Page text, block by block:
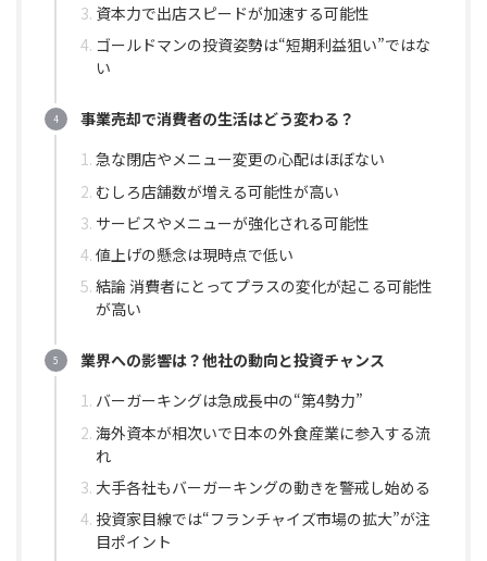
資本力で出店スピードが加速する可能性
ゴールドマンの投資姿勢は“短期利益狙い”ではな
い
事業売却で消費者の生活はどう変わる？
急な閉店やメニュー変更の心配はほぼない
むしろ店舗数が増える可能性が高い
サービスやメニューが強化される可能性
値上げの懸念は現時点で低い
結論 消費者にとってプラスの変化が起こる可能性
が高い
業界への影響は？他社の動向と投資チャンス
バーガーキングは急成長中の“第4勢力”
海外資本が相次いで日本の外食産業に参入する流
れ
大手各社もバーガーキングの動きを警戒し始める
投資家目線では“フランチャイズ市場の拡大”が注
目ポイント